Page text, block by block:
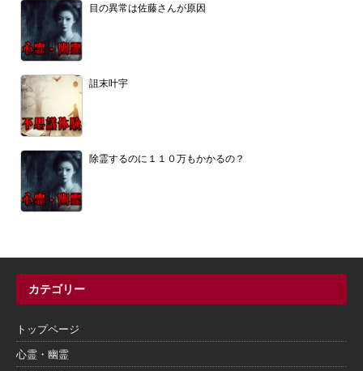
目の異常は佐藤さんが原因
詛末叶宇
除霊するのに１１０万もかかるの？
カテゴリー
トップページ
心霊・幽霊